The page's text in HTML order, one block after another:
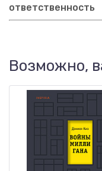
ответственность
Возможно,